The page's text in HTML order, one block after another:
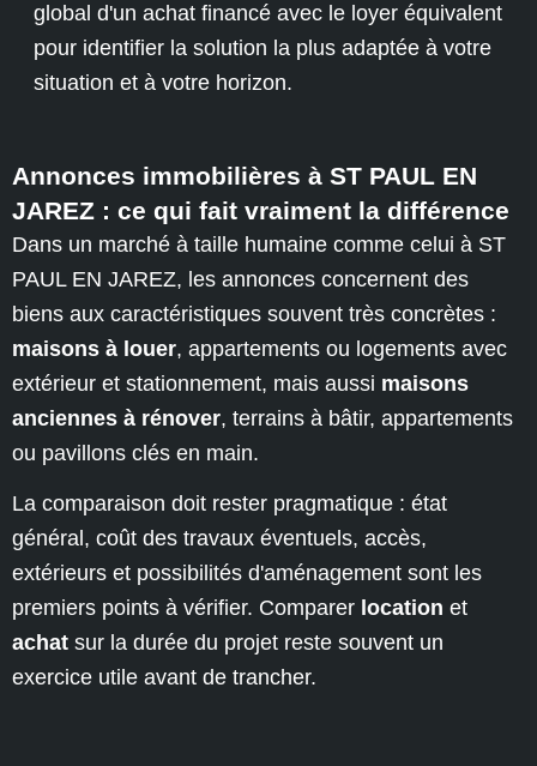
global d'un achat financé avec le loyer équivalent
pour identifier la solution la plus adaptée à votre
situation et à votre horizon.
Annonces immobilières à ST PAUL EN
JAREZ : ce qui fait vraiment la différence
Dans un marché à taille humaine comme celui à ST
PAUL EN JAREZ, les annonces concernent des
biens aux caractéristiques souvent très concrètes :
maisons à louer, appartements ou logements avec
extérieur et stationnement, mais aussi maisons
anciennes à rénover, terrains à bâtir, appartements
ou pavillons clés en main.
La comparaison doit rester pragmatique : état
général, coût des travaux éventuels, accès,
extérieurs et possibilités d'aménagement sont les
premiers points à vérifier. Comparer location et
achat sur la durée du projet reste souvent un
exercice utile avant de trancher.